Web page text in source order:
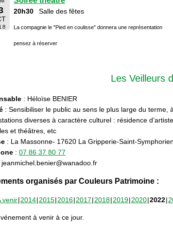
20h30 Salle des fêtes
La compagnie le "Pied en coulisse" donnera une représentation
pensez à réserver
Les Veilleurs
: Héloïse BENIER
: Sensibiliser le public au sens le plus large du terme,
diverses à caractère culturel : résidence
et théâtres, etc
: La Massonne- 17620 La Gripperie-Saint-Symphorien
: 07 86 37 80 77
jeanmichel.benier@wanadoo.fr
organisés par Couleurs Patrimoine :
venir 2014 2015 2016 2017 2018 2019 2020 2022
à venir à ce jour.